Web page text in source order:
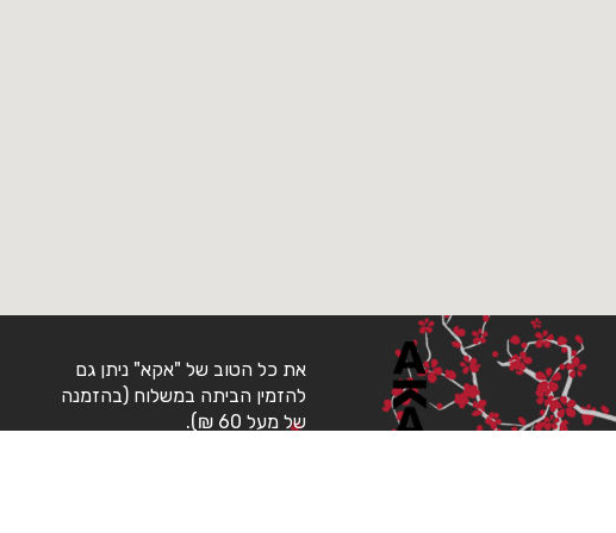
את כל הטוב של "אקא" ניתן גם
להזמין הביתה במשלוח (בהזמנה
של מעל 60 ₪).